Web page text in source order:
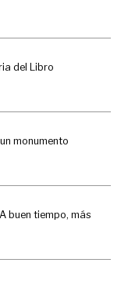
del Libro
monumento
buen tiempo, más